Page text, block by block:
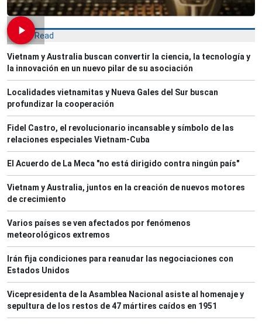
Most Read
Vietnam y Australia buscan convertir la ciencia, la tecnología y
la innovación en un nuevo pilar de su asociación
Localidades vietnamitas y Nueva Gales del Sur buscan
profundizar la cooperación
Fidel Castro, el revolucionario incansable y símbolo de las
relaciones especiales Vietnam-Cuba
El Acuerdo de La Meca "no está dirigido contra ningún país"
Vietnam y Australia, juntos en la creación de nuevos motores
de crecimiento
Varios países se ven afectados por fenómenos
meteorológicos extremos
Irán fija condiciones para reanudar las negociaciones con
Estados Unidos
Vicepresidenta de la Asamblea Nacional asiste al homenaje y
sepultura de los restos de 47 mártires caídos en 1951